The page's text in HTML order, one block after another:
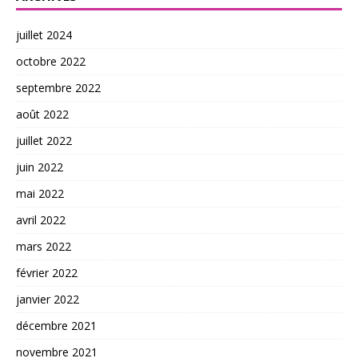
juillet 2024
octobre 2022
septembre 2022
août 2022
juillet 2022
juin 2022
mai 2022
avril 2022
mars 2022
février 2022
janvier 2022
décembre 2021
novembre 2021